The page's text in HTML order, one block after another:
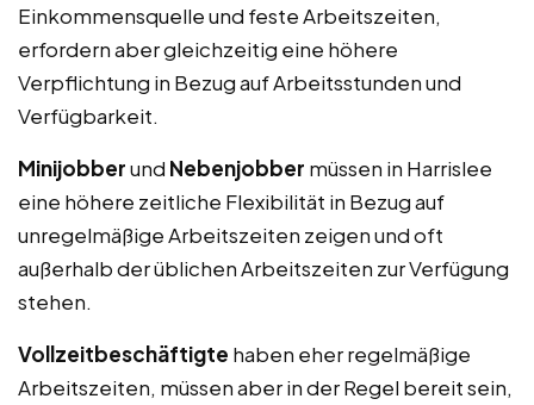
Einkommensquelle und feste Arbeitszeiten,
erfordern aber gleichzeitig eine höhere
Verpflichtung in Bezug auf Arbeitsstunden und
Verfügbarkeit.
Minijobberund Nebenjobber müssen in Harrislee
eine höhere zeitliche Flexibilität in Bezug auf
unregelmäßige Arbeitszeiten zeigen und oft
außerhalb der üblichen Arbeitszeiten zur Verfügung
stehen.
Vollzeitbeschäftigte haben eher regelmäßige
Arbeitszeiten, müssen aber in der Regel bereit sein,